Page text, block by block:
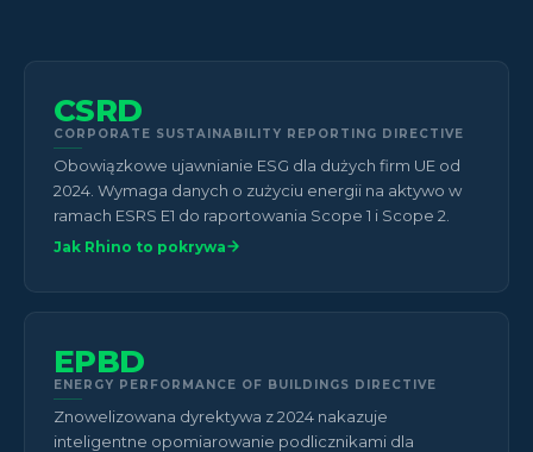
CSRD
CORPORATE SUSTAINABILITY REPORTING DIRECTIVE
Obowiązkowe ujawnianie ESG dla dużych firm UE od
2024. Wymaga danych o zużyciu energii na aktywo w
ramach ESRS E1 do raportowania Scope 1 i Scope 2.
Jak Rhino to pokrywa
EPBD
ENERGY PERFORMANCE OF BUILDINGS DIRECTIVE
Znowelizowana dyrektywa z 2024 nakazuje
inteligentne opomiarowanie podlicznikami dla